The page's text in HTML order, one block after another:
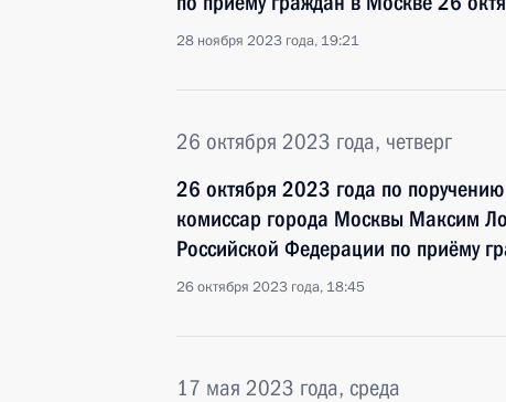
28 ноября 2023 года, 19:21
26 октября 2023 года, четверг
26 октября 2023 года по
комиссар города Москвы Максим
Российской Федерации по приёму
26 октября 2023 года, 18:45
17 мая 2023 года, среда